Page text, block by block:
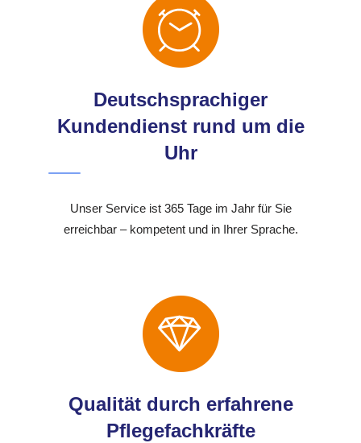
Deutschsprachiger
Kundendienst rund um die
Uhr
Unser Service ist 365 Tage im Jahr für Sie
erreichbar – kompetent und in Ihrer Sprache.
Qualität durch erfahrene
Pflegefachkräfte